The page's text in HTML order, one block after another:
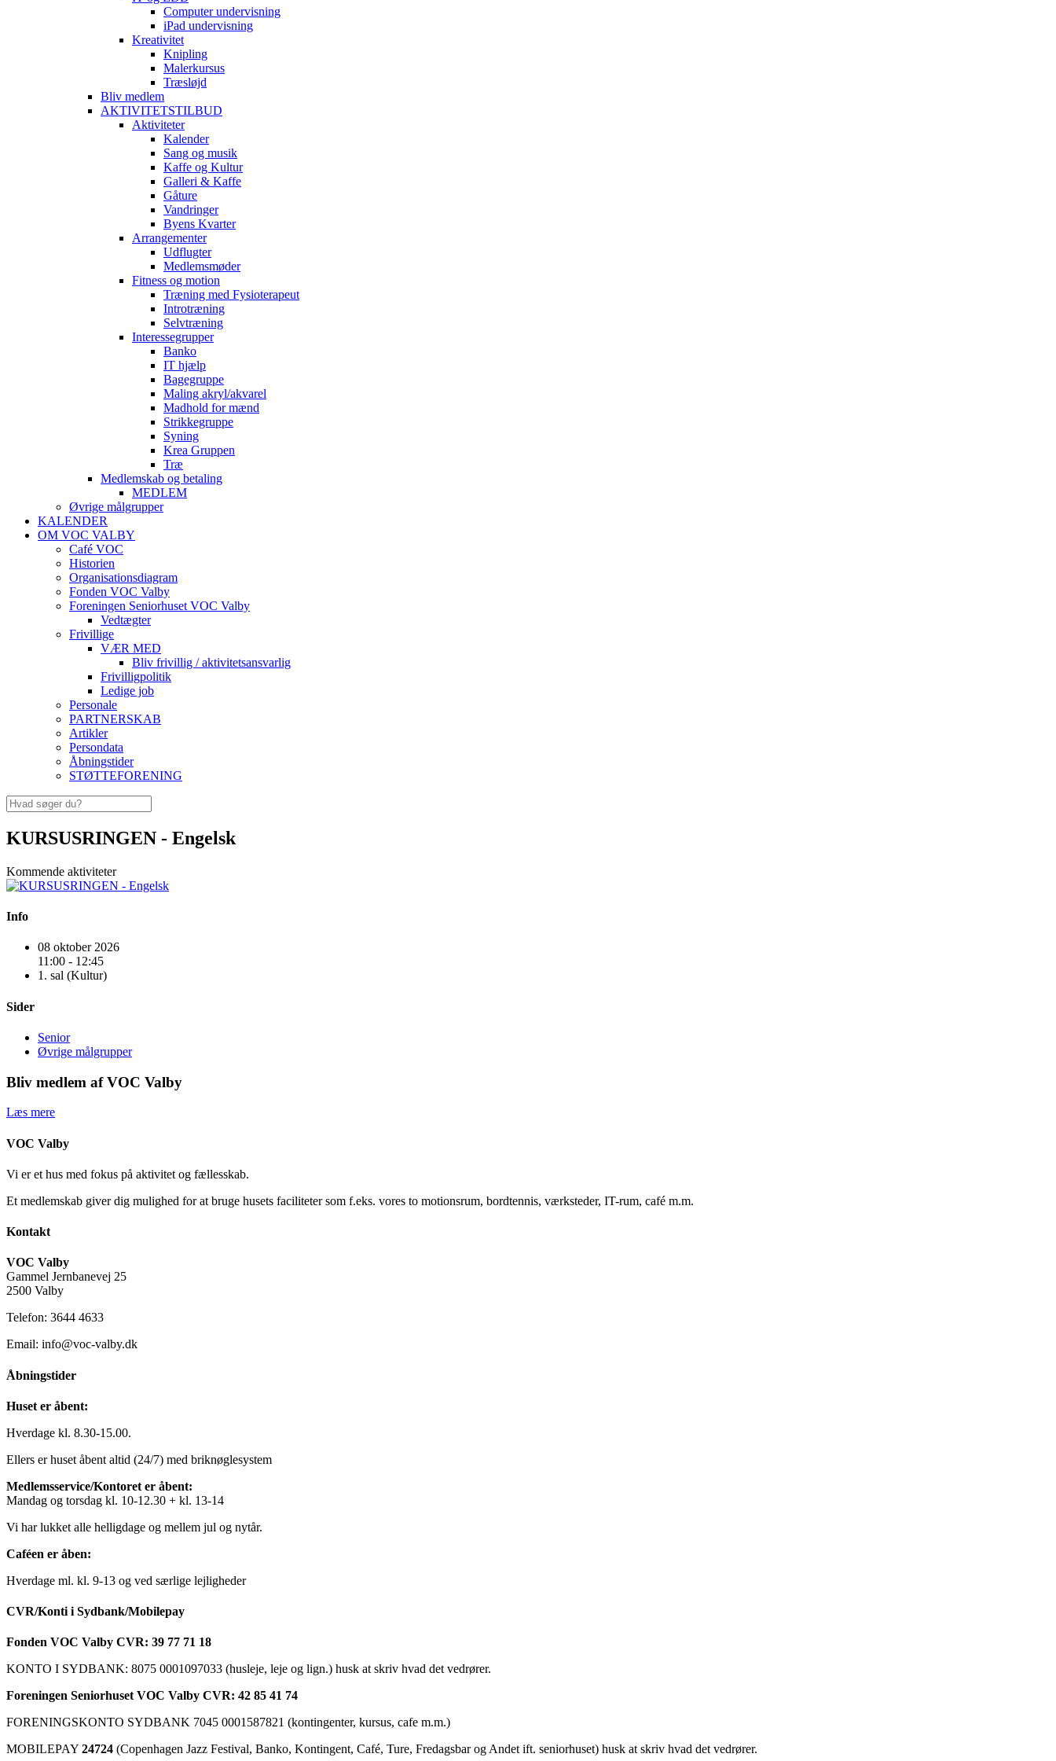
Computer undervisning
iPad undervisning
Kreativitet
Knipling
Malerkursus
Træsløjd
Bliv medlem
AKTIVITETSTILBUD
Aktiviteter
Kalender
Sang og musik
Kaffe og Kultur
Galleri & Kaffe
Gåture
Vandringer
Byens Kvarter
Arrangementer
Udflugter
Medlemsmøder
Fitness og motion
Træning med Fysioterapeut
Introtræning
Selvtræning
Interessegrupper
Banko
IT hjælp
Bagegruppe
Maling akryl/akvarel
Madhold for mænd
Strikkegruppe
Syning
Krea Gruppen
Træ
Medlemskab og betaling
MEDLEM
Øvrige målgrupper
KALENDER
OM VOC VALBY
Café VOC
Historien
Organisationsdiagram
Fonden VOC Valby
Foreningen Seniorhuset VOC Valby
Vedtægter
Frivillige
VÆR MED
Bliv frivillig / aktivitetsansvarlig
Frivilligpolitik
Ledige job
Personale
PARTNERSKAB
Artikler
Persondata
Åbningstider
STØTTEFORENING
KURSUSRINGEN - Engelsk
Kommende aktiviteter
Info
08 oktober 2026
11:00 - 12:45
1. sal (Kultur)
Sider
Senior
Øvrige målgrupper
Bliv medlem af VOC Valby
Læs mere
VOC Valby
Vi er et hus med fokus på aktivitet og fællesskab.
Et medlemskab giver dig mulighed for at bruge husets faciliteter som f.eks. vores to motionsrum, bordtennis, værksteder, IT-rum, café m.m.
Kontakt
VOC Valby
Gammel Jernbanevej 25
2500 Valby
Telefon: 3644 4633
Email: info@voc-valby.dk
Åbningstider
Huset er åbent:
Hverdage kl. 8.30-15.00.
Ellers er huset åbent altid (24/7) med briknøglesystem
Medlemsservice/Kontoret er åbent:
Mandag og torsdag kl. 10-12.30 + kl. 13-14
Vi har lukket alle helligdage og mellem jul og nytår.
Caféen er åben:
Hverdage ml. kl. 9-13 og ved særlige lejligheder
CVR/Konti i Sydbank/Mobilepay
Fonden VOC Valby CVR: 39 77 71 18
KONTO I SYDBANK: 8075 0001097033 (husleje, leje og lign.) husk at skriv hvad det vedrører.
Foreningen Seniorhuset VOC Valby CVR: 42 85 41 74
FORENINGSKONTO SYDBANK 7045 0001587821 (kontingenter, kursus, cafe m.m.)
MOBILEPAY 24724 (Copenhagen Jazz Festival, Banko, Kontingent, Café, Ture, Fredagsbar og Andet ift. seniorhuset) husk at skriv hvad det vedrører.